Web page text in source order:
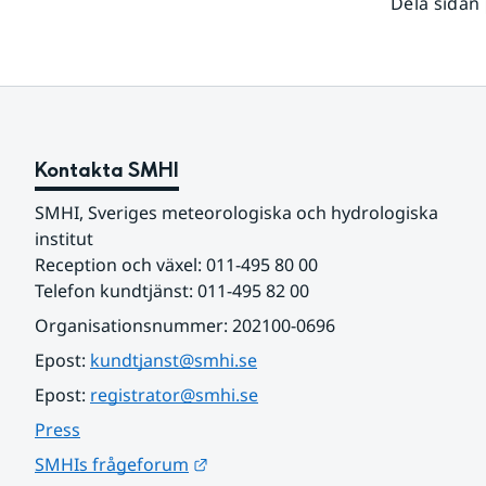
Kontakta SMHI
SMHI, Sveriges meteorologiska och hydrologiska
institut
Reception och växel: 011-495 80 00
Telefon kundtjänst: 011-495 82 00
Organisationsnummer: 202100-0696
Epost: kundtjanst@smhi.se
Epost: registrator@smhi.se
Press
SMHIs frågeforum